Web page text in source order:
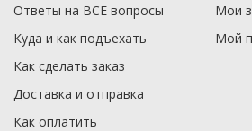
Ответы на ВСЕ вопросы
Куда и как подъехать
Как сделать заказ
Доставка и отправка
Как оплатить
Мои
Мой